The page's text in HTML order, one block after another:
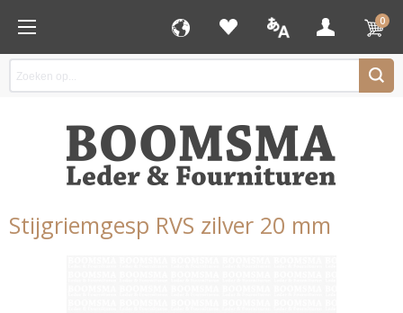
0
Stijgriemgesp RVS zilver 20 mm